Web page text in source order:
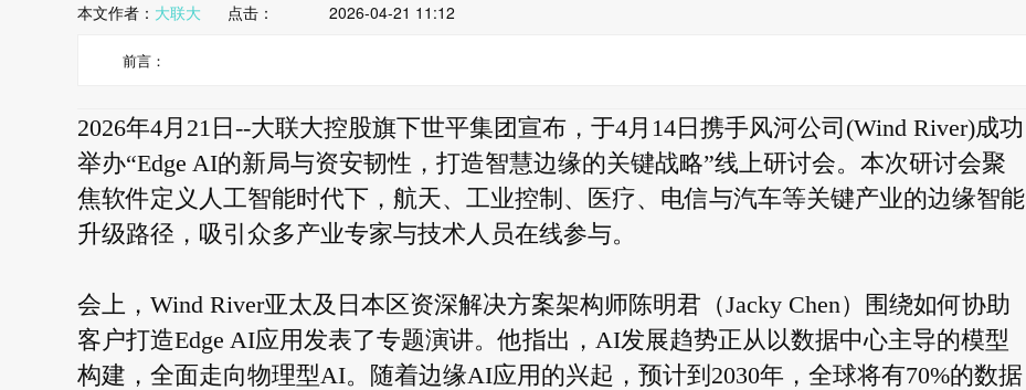
本文作者： 大联大 点击： 2026-04-21 11:12
前言：
2026年4月21日--大联大控股旗下世平集团宣布，于4月14日携手风河公司(Wind River)成功
举办“Edge AI的新局与资安韧性，打造智慧边缘的关键战略”线上研讨会。本次研讨会聚
焦软件定义人工智能时代下，航天、工业控制、医疗、电信与汽车等关键产业的边缘智能
升级路径，吸引众多产业专家与技术人员在线参与。
会上，Wind River亚太及日本区资深解决方案架构师陈明君（Jacky Chen）围绕如何协助
客户打造Edge AI应用发表了专题演讲。他指出，AI发展趋势正从以数据中心主导的模型
构建，全面走向物理型AI。随着边缘AI应用的兴起，预计到2030年，全球将有70%的数据